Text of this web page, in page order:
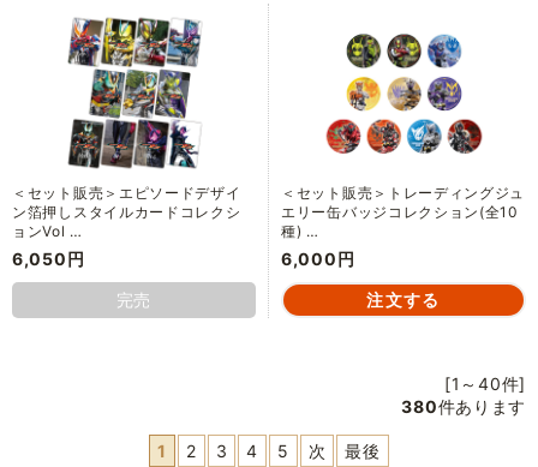
＜セット販売＞エピソードデザイ
ン箔押しスタイルカードコレクシ
ョンVol …
6,050円
完売
＜セット販売＞トレーディングジュ
エリー缶バッジコレクション(全10
種) …
6,000円
[1～40件]
380件あります
1 2 3 4 5 次 最後